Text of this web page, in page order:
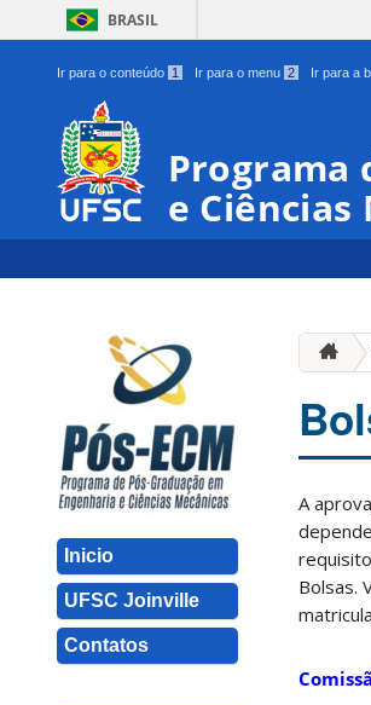
BRASIL
Ir para o conteúdo 1 Ir para o menu 2 Ir para a
Programa
e Ciências
Inicio
UFSC Joinville
Contatos
A
Bolsas.